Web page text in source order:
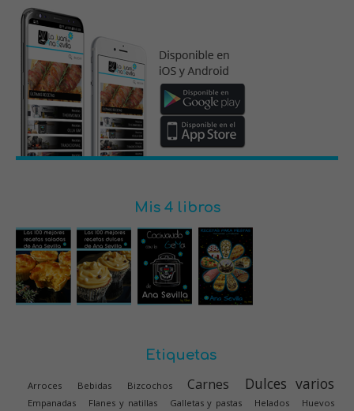
Mis 4 libros
Etiquetas
Arroces Bebidas Bizcochos Carnes Dulces varios
Empanadas Flanes y natillas Galletas y pastas Helados Huevos